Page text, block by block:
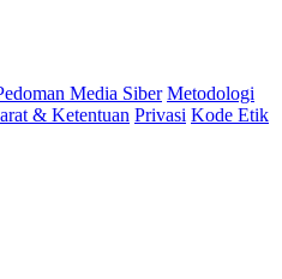
Media Siber Metodologi
& Ketentuan Privasi Kode Etik